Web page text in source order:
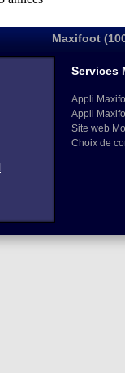
Maxifoot
Services
Appli
Appli
Site web
Choix de